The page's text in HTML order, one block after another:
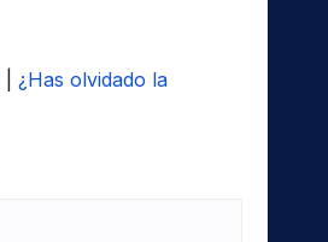
¿Has olvidado la